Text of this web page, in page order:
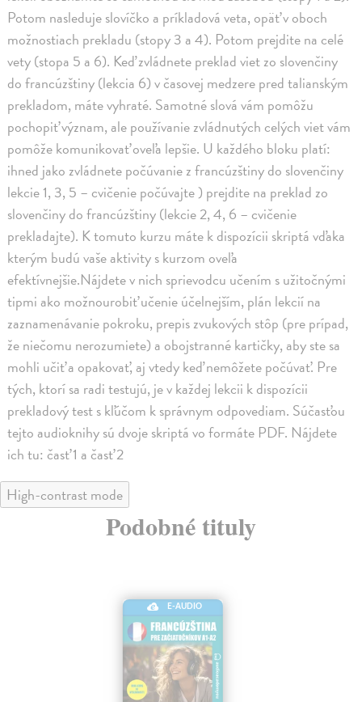
Potom nasleduje slovíčko a príkladová veta, opäť v oboch
možnostiach prekladu (stopy 3 a 4). Potom prejdite na celé
vety (stopa 5 a 6). Keď zvládnete preklad viet zo slovenčiny
do francúzštiny (lekcia 6) v časovej medzere pred talianským
prekladom, máte vyhraté. Samotné slová vám pomôžu
pochopiť význam, ale používanie zvládnutých celých viet vám
pomôže komunikovať oveľa lepšie. U každého bloku platí:
ihned jako zvládnete počúvanie z francúzštiny do slovenčiny
lekcie 1, 3, 5 – cvičenie počúvajte ) prejdite na preklad zo
slovenčiny do francúzštiny (lekcie 2, 4, 6 – cvičenie
prekladajte). K tomuto kurzu máte k dispozícii skriptá vďaka
kterým budú vaše aktivity s kurzom oveľa
efektívnejšie.Nájdete v nich sprievodcu učením s užitočnými
tipmi ako možnourobiť učenie účelnejším, plán lekcií na
zaznamenávanie pokroku, prepis zvukových stôp (pre prípad,
že niečomu nerozumiete) a obojstranné kartičky, aby ste sa
mohli učiť a opakovať, aj vtedy keď nemôžete počúvať. Pre
tých, ktorí sa radi testujú, je v každej lekcii k dispozícii
prekladový test s kľúčom k správnym odpovediam. Súčasťou
tejto audioknihy sú dvoje skriptá vo formáte PDF. Nájdete
ich tu: časť 1 a časť 2
High-contrast mode
Podobné tituly
E-AUDIO